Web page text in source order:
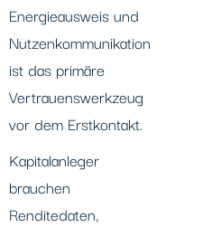
Energieausweis und
Nutzenkommunikation
ist das primäre
Vertrauenswerkzeug
vor dem Erstkontakt.
Kapitalanleger
brauchen
Renditedaten,